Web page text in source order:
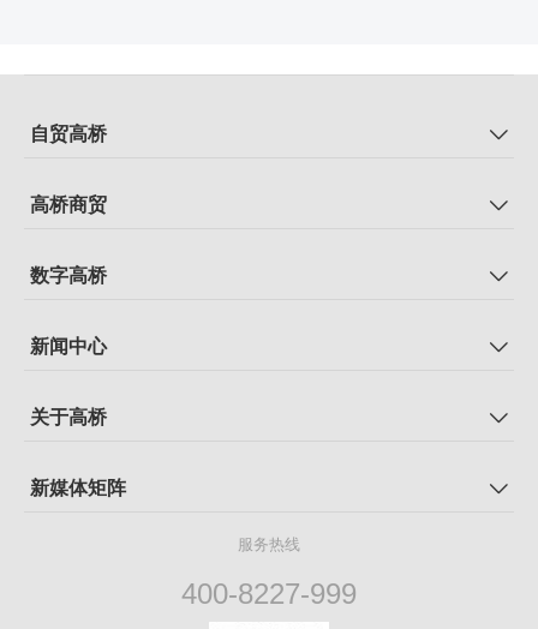
自贸高桥
高桥商贸
数字高桥
新闻中心
关于高桥
新媒体矩阵
服务热线
400-8227-999